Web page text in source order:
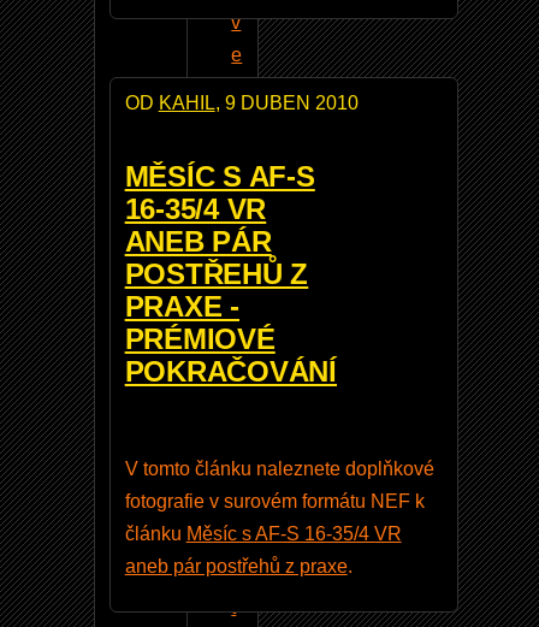
OD KAHIL, 9 DUBEN 2010
MĚSÍC S AF-S
16-35/4 VR
ANEB PÁR
POSTŘEHŮ Z
PRAXE -
PRÉMIOVÉ
POKRAČOVÁNÍ
V tomto článku naleznete doplňkové
fotografie v surovém formátu NEF k
článku Měsíc s AF-S 16-35/4 VR
aneb pár postřehů z praxe.
v
e
1
9
.
0
-
č
e
n
a
F
o
t